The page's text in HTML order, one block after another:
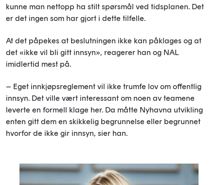
kunne man nettopp ha stilt spørsmål ved tidsplanen. Det
er det ingen som har gjort i dette tilfelle.
At det påpekes at beslutningen ikke kan påklages og at
det «ikke vil bli gitt innsyn», reagerer han og NAL
imidlertid mest på.
– Eget innkjøpsreglement vil ikke trumfe lov om offentlig
innsyn. Det ville vært interessant om noen av teamene
leverte en formell klage her. Da måtte Nyhavna utvikling
enten gitt dem en skikkelig begrunnelse eller begrunnet
hvorfor de ikke gir innsyn, sier han.